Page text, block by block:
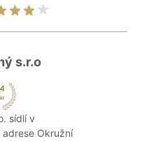
s.r.o
sídlí v
adrese Okružní